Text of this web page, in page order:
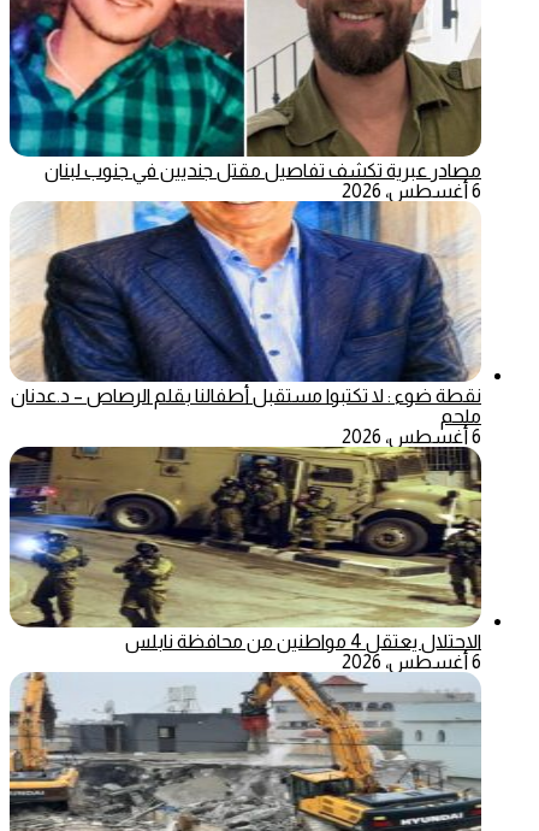
مصادر عبرية تكشف تفاصيل مقتل جنديين في جنوب لبنان
6 أغسطس، 2026
نقطة ضوء : لا تكتبوا مستقبل أطفالنا بقلم الرصاص – د.عدنان
ملحم
6 أغسطس، 2026
الاحتلال يعتقل 4 مواطنين من محافظة نابلس
6 أغسطس، 2026